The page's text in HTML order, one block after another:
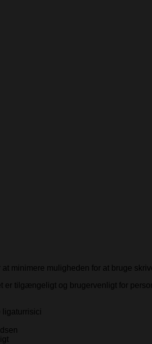
minimere muligheden for at bruge
tilgængeligt og brugervenligt for
ligaturrisici